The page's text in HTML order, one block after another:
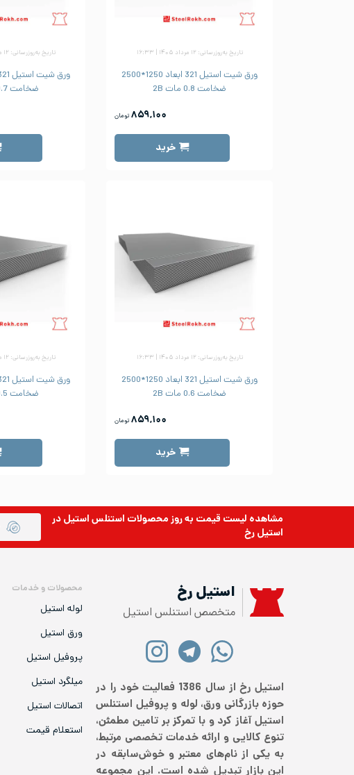
تاریخ به‌روزرسانی: ۱۲ مرداد ۱۴۰۵ | ۱۶:۳۳
ورق شیت استیل 321 ابعاد 1250*2500
ضخامت 0.8 مات 2B
۸۵۹,۱۰۰ تومان
خرید
تاریخ به‌روزرسانی: ۱۲ مرداد ۱۴۰۵ | ۱۶:۳۳
ضخامت 0.7 مات 2B
تاریخ به‌روزرسانی: ۱۲ مرداد ۱۴۰۵ | ۱۶:۳۳
ورق شیت استیل 321 ابعاد 1250*2500
ضخامت 0.6 مات 2B
۸۵۹,۱۰۰ تومان
خرید
تاریخ به‌روزرسانی: ۱۲ مرداد ۱۴۰۵ | ۱۶:۳۳
ضخامت 0.5 مات 2B
مشاهده لیست قیمت به روزمحصولات استنلس استیلدر
استیل رخ
استیل رخ
متخصص استنلس استیل
استیل رخ از سال 1386 فعالیت خود را در
حوزه بازرگانی ورق، لوله و پروفیل استنلس
استیل آغاز کرد و با تمرکز بر تامین مطمئن،
تنوع کالایی و ارائه خدمات تخصصی مرتبط،
به یکی از نام‌های معتبر و خوش‌سابقه در
این بازار تبدیل شده است. این مجموعه
محصولات و خدمات
لوله استیل
ورق استیل
پروفیل استیل
میلگرد استیل
اتصالات استیل
استعلام قیمت